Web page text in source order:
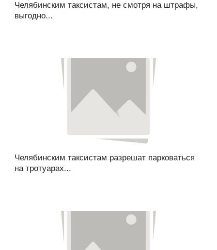
Челябинским таксистам, не смотря на штрафы,
выгодно...
Челябинским таксистам разрешат парковаться
на тротуарах...